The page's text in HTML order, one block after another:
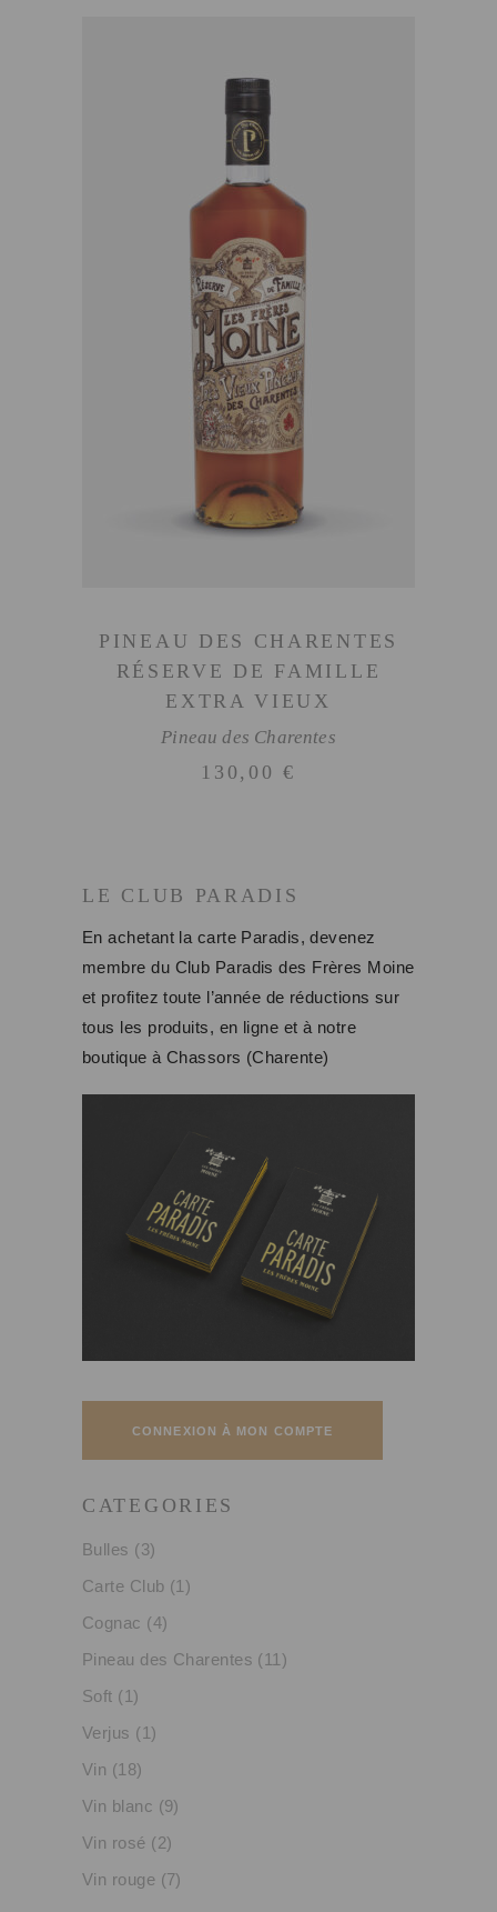
AJOUTER AU PANIER
PINEAU DES CHARENTES
RÉSERVE DE FAMILLE
EXTRA VIEUX
Pineau des Charentes
130,00€
LE CLUB PARADIS
En achetant la carte Paradis, devenez
membre du Club Paradis des Frères Moine
et profitez toute l’année de réductions sur
tous les produits, en ligne et à notre
boutique à Chassors (Charente)
CONNEXION À MON COMPTE
CATEGORIES
Bulles (3)
Carte Club (1)
Cognac (4)
Pineau des Charentes (11)
Soft (1)
Verjus (1)
Vin (18)
Vin blanc (9)
Vin rosé (2)
Vin rouge (7)